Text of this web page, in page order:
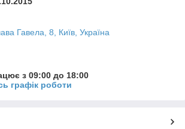
Гавела, 8, Київ, Україна
з 09:00 до 18:00
графік роботи